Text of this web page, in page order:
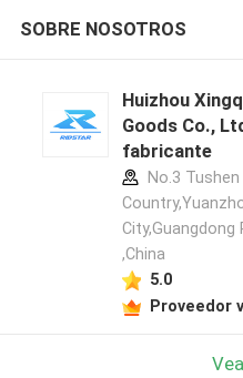
SOBRE NOSOTROS
Huizhou
Goods Co.,
fabricante
No.3
City,Guangdong
,China
5.0
Proveedor